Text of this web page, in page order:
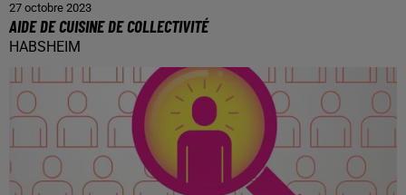
27 octobre 2023
AIDE DE CUISINE DE COLLECTIVITÉ
HABSHEIM